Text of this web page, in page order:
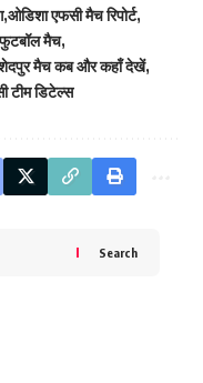
ओडिशा एफसी मैच रिपोर्ट
मैच
मैच कब और कहाँ देखें
टीम डिटेल्स
Search